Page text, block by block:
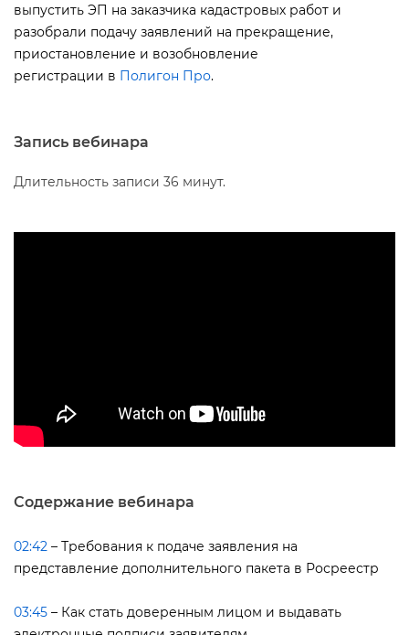
ыпустить ЭП на заказчика кадастровых работ и
разобрали подачу заявлений на прекращение,
приостановление и возобновление
регистрации Полигон Про.
Запись вебинара
Длительность записи 36 минут.
Содержание вебинара
02:42 ​ – Требования к подаче заявления на
представление дополнительного пакета в Росреестр
03:45 ​ – Как стать доверенным лицом и выдавать